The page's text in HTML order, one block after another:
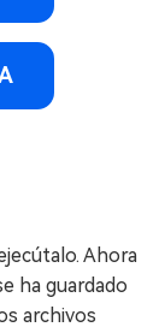
Ahora
ha guardado
archivos